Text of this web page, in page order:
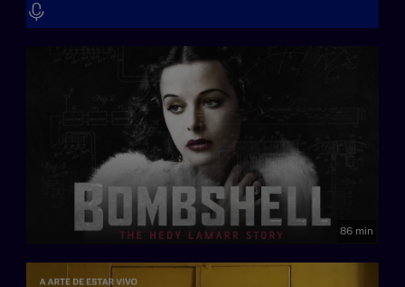
86 min